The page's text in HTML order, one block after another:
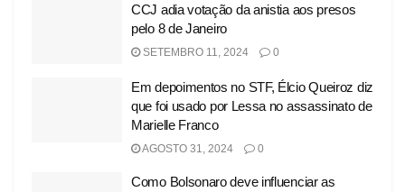
CCJ adia votação da anistia aos presos
pelo 8 de Janeiro
SETEMBRO 11, 2024 0
Em depoimentos no STF, Élcio Queiroz diz
que foi usado por Lessa no assassinato de
Marielle Franco
AGOSTO 31, 2024 0
Como Bolsonaro deve influenciar as